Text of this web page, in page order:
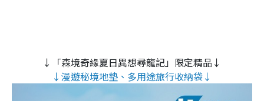
↓「森境奇緣夏日異想尋龍記」限定精品↓
↓漫遊秘境地墊、多用途旅行收納袋↓